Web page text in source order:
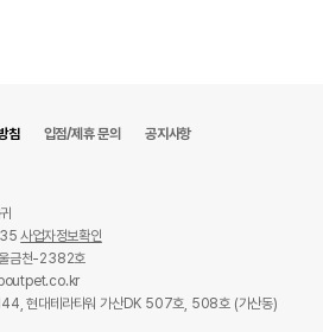
침 입점/제휴 문의 공지사항
사업자정보확인
금천-2382호
현대테라타워 가산DK 507호, 508호 (가산동)